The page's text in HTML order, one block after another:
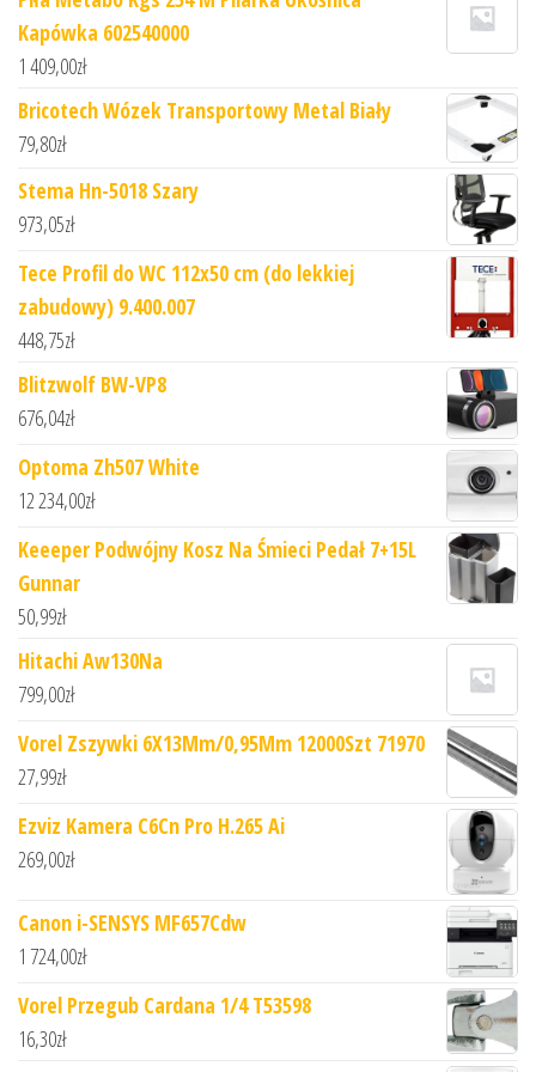
Kapówka 602540000
1 409,00zł
Bricotech Wózek Transportowy Metal Biały
79,80zł
Stema Hn-5018 Szary
973,05zł
Tece Profil do WC 112x50 cm (do lekkiej
zabudowy) 9.400.007
448,75zł
Blitzwolf BW-VP8
676,04zł
Optoma Zh507 White
12 234,00zł
Keeeper Podwójny Kosz Na Śmieci Pedał 7+15L
Gunnar
50,99zł
Hitachi Aw130Na
799,00zł
Vorel Zszywki 6X13Mm/0,95Mm 12000Szt 71970
27,99zł
Ezviz Kamera C6Cn Pro H.265 Ai
269,00zł
Canon i-SENSYS MF657Cdw
1 724,00zł
Vorel Przegub Cardana 1/4 T53598
16,30zł